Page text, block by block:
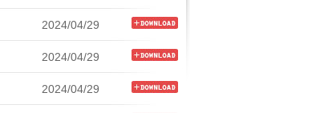
2024/04/29
2024/04/29
2024/04/29